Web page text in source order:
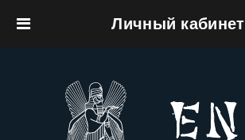
Личный кабинет